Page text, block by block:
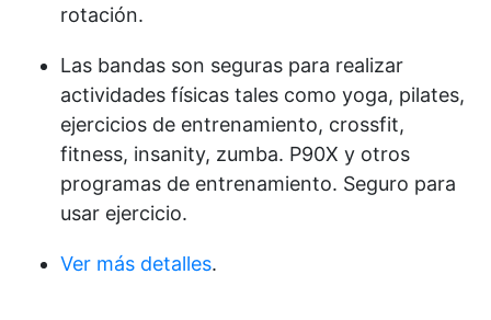
rotación.
Las bandas son seguras para realizar
actividades físicas tales como yoga, pilates,
ejercicios de entrenamiento, crossfit,
fitness, insanity, zumba. P90X y otros
programas de entrenamiento. Seguro para
usar ejercicio.
Ver más detalles.